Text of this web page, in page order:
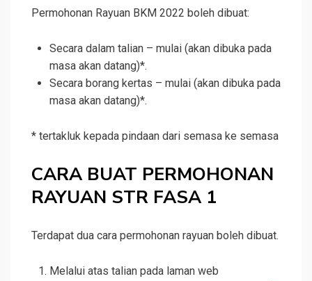
Permohonan Rayuan BKM 2022 boleh dibuat:
Secara dalam talian – mulai (akan dibuka pada
masa akan datang)*.
Secara borang kertas – mulai (akan dibuka pada
masa akan datang)*.
* tertakluk kepada pindaan dari semasa ke semasa
CARA BUAT PERMOHONAN
RAYUAN STR FASA 1
Terdapat dua cara permohonan rayuan boleh dibuat.
Melalui atas talian pada laman web